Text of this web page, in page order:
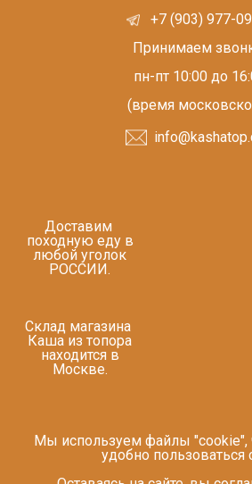
+7 (903) 977-
Принимаем
пн-пт 10:00 до
(время
Доставим
походную еду в
любой уголок
РОССИИ.
Склад магазина
Каша из топора
находится в
Москве.
Мы используем файлы
удобно пользоваться